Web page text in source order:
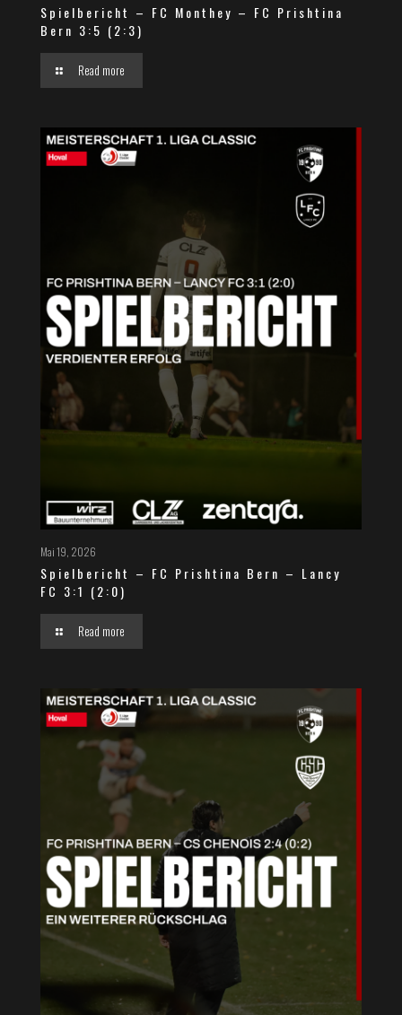
Spielbericht – FC Monthey – FC Prishtina
Bern 3:5 (2:3)
Read more
Mai 19, 2026
Spielbericht – FC Prishtina Bern – Lancy
FC 3:1 (2:0)
Read more